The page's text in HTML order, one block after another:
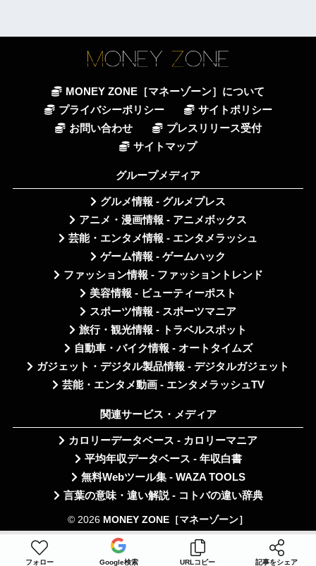
MONEY ZONE［マネーゾーン］について
プライバシーポリシー
サイトポリシー
お問い合わせ
プレスリリース受付
サイトマップ
グループメディア
グルメ情報 - グルメプレス
アニメ・漫画情報 - アニメボックス
芸能・エンタメ情報 - エンタメラッシュ
ゲーム情報 - ゲームハック
ファッション情報 - ファッショントレンド
美容情報 - ビューティーポスト
スポーツ情報 - スポーツマニア
旅行・観光情報 - トラベルスポット
自動車・バイク情報 - オートタイムズ
ガジェット・デジタル製品情報 - デジタルガジェット
芸能・エンタメ動画 - エンタメラッシュTV
関連サービス・メディア
カロリーデータベース - カロリーマニア
平均年収データベース - 年収白書
無料Webツール集 - WAZA TOOLS
言葉の意味・違い解説 - コトバの違い辞典
© 2026 MONEY ZONE［マネーゾーン］
フォロー Google検索 URLコピー 記事をシェア